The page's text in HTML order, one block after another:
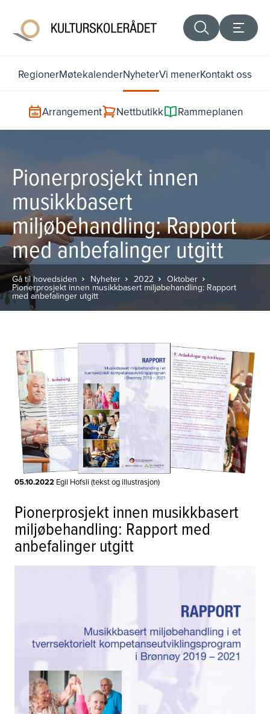
RegionerMøtekalenderNyheterVi menerKontakt oss
Arrangement Nettbutikk Rammeplanen
Pionerprosjekt innen
musikkbasert
miljøbehandling: Rapport
med anbefalinger utgitt
Gå til hovedsiden Nyheter 2022 Oktober
Pionerprosjekt innen musikkbasert miljøbehandling: Rapport
med anbefalinger utgitt
05.10.2022 Egil Hofsli (tekst og illustrasjon)
Pionerprosjekt innen musikkbasert
miljøbehandling: Rapport med
anbefalinger utgitt